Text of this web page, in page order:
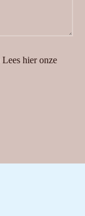
Lees hier onze